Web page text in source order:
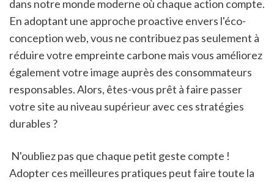
dans notre monde moderne où chaque action compte.
En adoptant une approche proactive envers l'éco-
conception web, vous ne contribuez pas seulement à
réduire votre empreinte carbone mais vous améliorez
également votre image auprès des consommateurs
responsables. Alors, êtes-vous prêt à faire passer
votre site au niveau supérieur avec ces stratégies
durables ?
Adopter ces meilleures pratiques peut faire toute la